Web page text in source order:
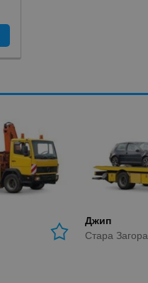
Джип
Стара Загора